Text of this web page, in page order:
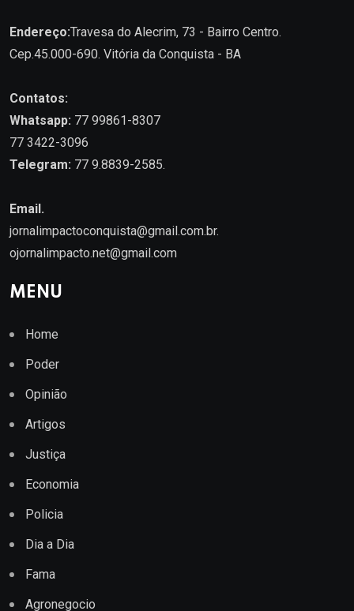
Endereço:Travesa do Alecrim, 73 - Bairro Centro.
Cep.45.000-690. Vitória da Conquista - BA
Contatos:
Whatsapp: 77 99861-8307
77 3422-3096
Telegram: 77 9.8839-2585.
Email.
jornalimpactoconquista@gmail.com.br.
ojornalimpacto.net@gmail.com
MENU
Home
Poder
Opinião
Artigos
Justiça
Economia
Policia
Dia a Dia
Fama
Agronegocio